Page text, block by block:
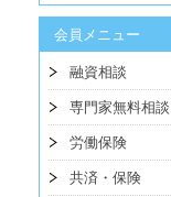
会員メニュー
融資相談
専門家無料相談
労働保険
共済・保険